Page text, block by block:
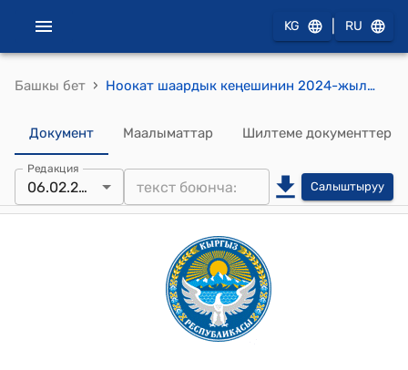
KG RU
Башкы бет › Ноокат шаардык кеңешинин 2024-жылдын 6-февралындагы №7 "Ноокат шаарына караштуу А.Абдуваитов атындагы орто мектебине кичи футбол аянтчасын куруу үчүн Ош облустук өнүктүрүү фондуна өздүк салымга жергиликтүү бюджеттин эсебинен акча каражаты ажыратып берүү жөнүндө" токтому.
Документ Маалыматтар Шилтеме документтер
Редакция
06.02.2024 Салыштыруу